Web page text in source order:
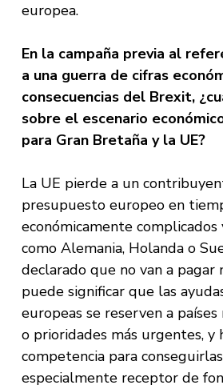
europea.
En la campaña previa al
a una guerra de cifras
consecuencias del Brexit,
sobre el escenario
para Gran Bretaña y la UE?
La UE pierde a un
presupuesto europeo en
económicamente complicados
como Alemania, Holanda o
declarado que no van a pagar
puede significar que las
europeas se reserven a países
o prioridades más urgentes, y
competencia para
especialmente receptor de